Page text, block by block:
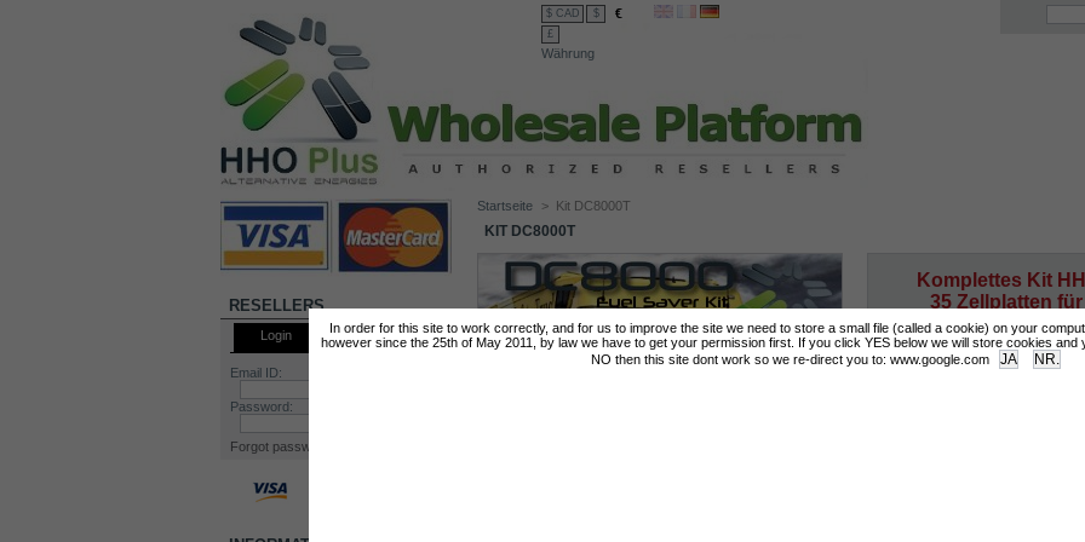
In order for this site to work correctly, and for us to improve the site we need to store a small file (called a cookie) on your
however since the 25th of May 2011, by law we have to get your permission first. If you click YES below we will store cookies
NO then this site dont work so we re-direct you to: www.google.com
$ CAD $ €
£
Währung
RESELLERS
Login
Email ID:
Password:
Forgot password?
Startseite > Kit DC8000T
KIT DC8000T
Komplettes Kit
35 Zellplatten für
Motoren < 16 000
Mehr Infos